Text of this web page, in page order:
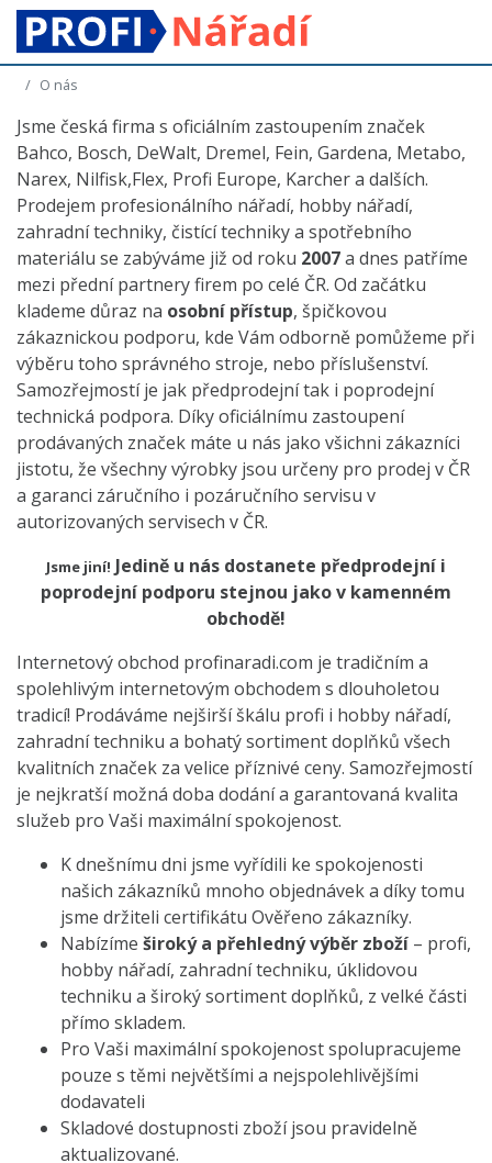
O nás
Jsme česká firma s oficiálním zastoupením značek
Bahco, Bosch, DeWalt, Dremel, Fein, Gardena, Metabo,
Narex, Nilfisk,Flex, Profi Europe, Karcher a dalších.
Prodejem profesionálního nářadí, hobby nářadí,
zahradní techniky, čistící techniky a spotřebního
materiálu se zabýváme již od roku 2007a dnes patříme
mezi přední partnery firem po celé ČR. Od začátku
klademe důraz na osobní přístup, špičkovou
zákaznickou podporu, kde Vám odborně pomůžeme při
výběru toho správného stroje, nebo příslušenství.
Samozřejmostí je jak předprodejní tak i poprodejní
technická podpora. Díky oficiálnímu zastoupení
prodávaných značek máte u nás jako všichni zákazníci
jistotu, že všechny výrobky jsou určeny pro prodej v ČR
a garanci záručního i pozáručního servisu v
autorizovaných servisech v ČR.
Jsme jiní! Jedině u nás dostanete předprodejní i
poprodejní podporu stejnou jako v kamenném
obchodě!
Internetový obchod profinaradi.com je tradičním a
spolehlivým internetovým obchodem s dlouholetou
tradicí! Prodáváme nejširší škálu profi i hobby nářadí,
zahradní techniku a bohatý sortiment doplňků všech
kvalitních značek za velice příznivé ceny. Samozřejmostí
je nejkratší možná doba dodání a garantovaná kvalita
služeb pro Vaši maximální spokojenost.
K dnešnímu dni jsme vyřídili ke spokojenosti
našich zákazníků mnoho objednávek a díky tomu
jsme držiteli certifikátu Ověřeno zákazníky.
Nabízíme široký a přehledný výběr zboží – profi,
hobby nářadí, zahradní techniku, úklidovou
techniku a široký sortiment doplňků, z velké části
přímo skladem.
Pro Vaši maximální spokojenost spolupracujeme
pouze s těmi největšími a nejspolehlivějšími
dodavateli
Skladové dostupnosti zboží jsou pravidelně
aktualizované.